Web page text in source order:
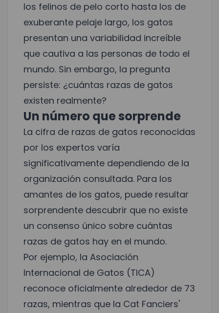
los felinos de pelo corto hasta los de
exuberante pelaje largo, los gatos
presentan una variabilidad increíble
que cautiva a las personas de todo el
mundo. Sin embargo, la pregunta
persiste: ¿cuántas razas de gatos
existen realmente?
Un número que sorprende
La cifra de razas de gatos reconocidas
por los expertos varía
significativamente dependiendo de la
organización consultada. Para los
amantes de los gatos, puede resultar
sorprendente descubrir que no existe
un consenso único sobre cuántas
razas de gatos hay en el mundo.
Por ejemplo, la Asociación
Internacional de Gatos (TICA)
reconoce oficialmente alrededor de 73
razas, mientras que la Cat Fanciers'